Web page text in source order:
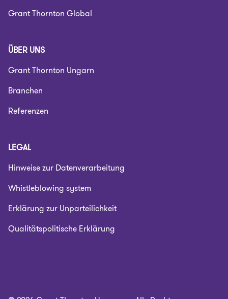
Grant Thornton Global
ÜBER UNS
Grant Thornton Ungarn
Branchen
Referenzen
LEGAL
Hinweise zur Datenverarbeitung
Whistleblowing system
Erklärung zur Unparteilichkeit
Qualitätspolitische Erklärung